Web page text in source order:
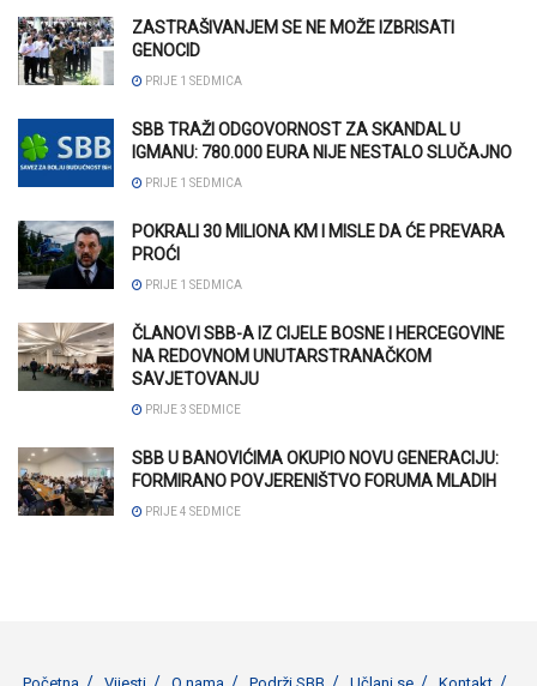
ZASTRAŠIVANJEM SE NE MOŽE IZBRISATI
GENOCID
PRIJE 1 SEDMICA
SBB TRAŽI ODGOVORNOST ZA SKANDAL U
IGMANU: 780.000 EURA NIJE NESTALO SLUČAJNO
PRIJE 1 SEDMICA
POKRALI 30 MILIONA KM I MISLE DA ĆE PREVARA
PROĆI
PRIJE 1 SEDMICA
ČLANOVI SBB-A IZ CIJELE BOSNE I HERCEGOVINE
NA REDOVNOM UNUTARSTRANAČKOM
SAVJETOVANJU
PRIJE 3 SEDMICE
SBB U BANOVIĆIMA OKUPIO NOVU GENERACIJU:
FORMIRANO POVJERENIŠTVO FORUMA MLADIH
PRIJE 4 SEDMICE